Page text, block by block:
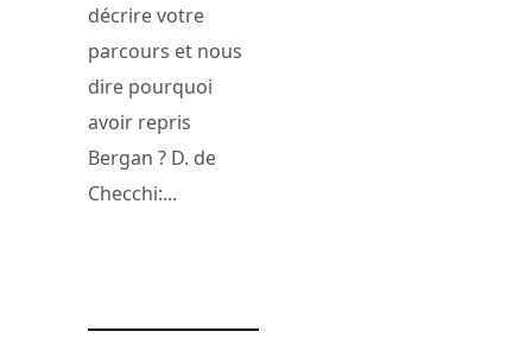
décrire votre
parcours et nous
dire pourquoi
avoir repris
Bergan ? D. de
Checchi:...